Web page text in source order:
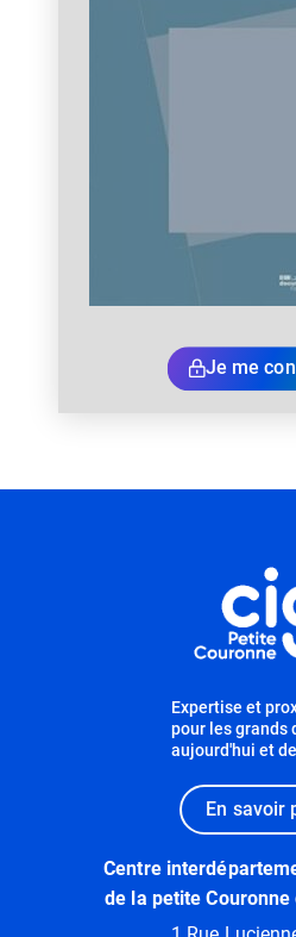
Je me
Expertise et
pour les grands
aujourd'hui et
En savoir
Centre
de la petite